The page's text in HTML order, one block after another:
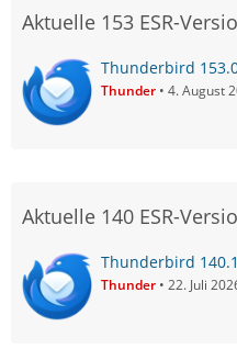
Aktuelle 153 ESR-
Thunderbird
Thunder 4. August
Aktuelle 140 ESR-
Thunderbird
Thunder 22. Juli